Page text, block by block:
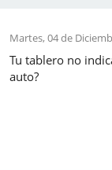
Martes, 04 de
Tu tablero no
auto?